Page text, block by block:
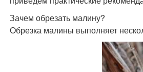
Зачем обрезать малину?
Обрезка малины выполняет